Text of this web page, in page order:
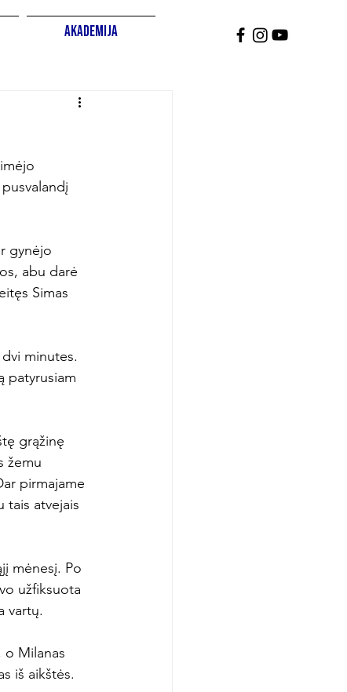
Akademija
gynėjo
abu darė
Simas
minutes.
patyrusiam
grąžinę
žemu
pirmajame
tais atvejais
mėnesį. Po
užfiksuota
vartų.
o Milanas
iš aikštės.